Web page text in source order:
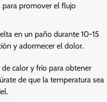
promover el flujo
en un paño durante 10-15
y adormecer el dolor.
calor y frío para obtener
de que la temperatura sea